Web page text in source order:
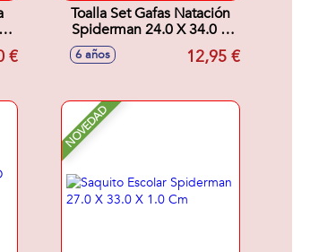
€
Toalla Set Gafas Natación
Spiderman 24.0 X 34.0 X
6 años 12,95 €
NOVEDAD